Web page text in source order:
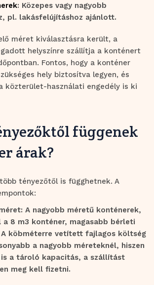
: Közepes vagy nagyobb
pl. lakásfelújításhoz ajánlott.
méret kiválasztásra került, a
helyszínre szállítja a konténert
Fontos, hogy a konténer
hely biztosítva legyen, és
közterület-használati engedély is ki
függenek
árak?
tényezőtől is függhetnek. A
A nagyobb méretű konténerek,
a 8 m3 konténer, magasabb bérleti
A köbméterre vetített fajlagos költség
a nagyobb méreteknél, hiszen
a tároló kapacitás, a szállítást
meg kell fizetni.